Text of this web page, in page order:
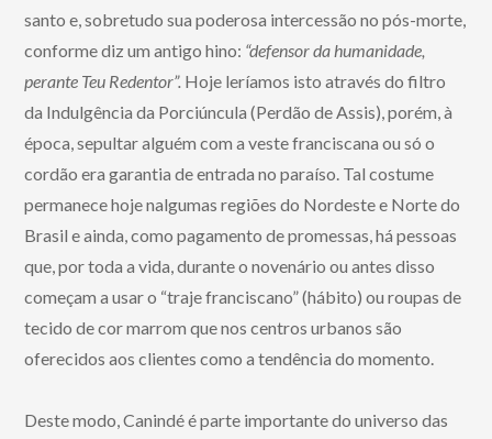
santo e, sobretudo sua poderosa intercessão no pós-morte,
conforme diz um antigo hino: “defensor da humanidade,
perante Teu Redentor”. Hoje leríamos isto através do filtro
da Indulgência da Porciúncula (Perdão de Assis), porém, à
época, sepultar alguém com a veste franciscana ou só o
cordão era garantia de entrada no paraíso. Tal costume
permanece hoje nalgumas regiões do Nordeste e Norte do
Brasil e ainda, como pagamento de promessas, há pessoas
que, por toda a vida, durante o novenário ou antes disso
começam a usar o “traje franciscano” (hábito) ou roupas de
tecido de cor marrom que nos centros urbanos são
oferecidos aos clientes como a tendência do momento.
Deste modo, Canindé é parte importante do universo das